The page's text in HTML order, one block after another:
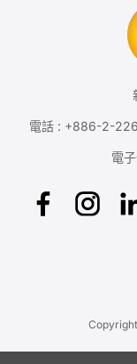
電話 : +886-2-
電